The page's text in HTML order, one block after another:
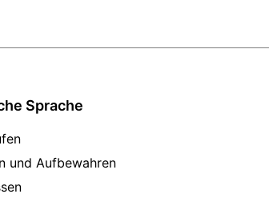
Sprache
und Aufbewahren